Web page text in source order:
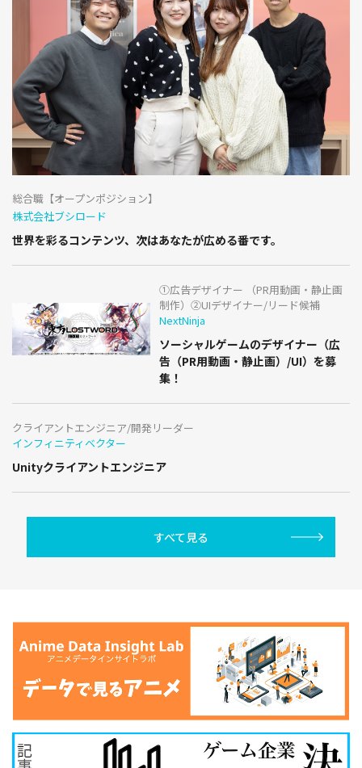
総合職【オープンポジション】
株式会社ブシロード
世界を彩るコンテンツ、次はあなたが広める番です。
①広告デザイナー （PR用動画・静止画
制作）②UIデザイナー/リード候補
NextNinja
ソーシャルゲームのデザイナー（広
告（PR用動画・静止画）/UI）を募
集！
クライアントエンジニア/開発リーダー
インフィニティベクター
Unityクライアントエンジニア
すべて見る